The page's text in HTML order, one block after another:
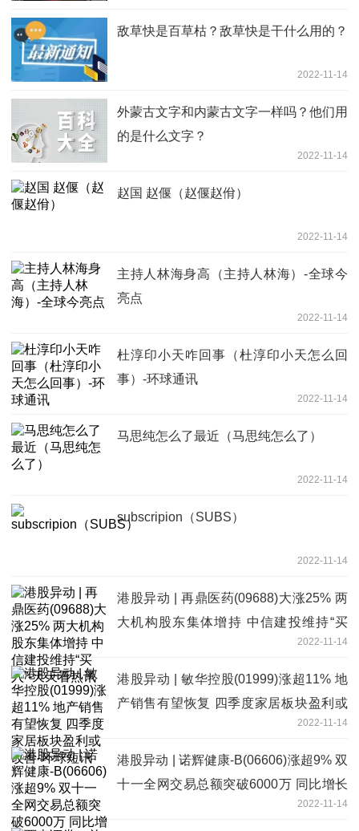
敌草快是百草枯？敌草快是干什么用的？
2022-11-14
外蒙古文字和内蒙古文字一样吗？他们用
的是什么文字？
2022-11-14
赵国 赵偃（赵偃赵佾）
2022-11-14
主持人林海身高（主持人林海）-全球今
亮点
2022-11-14
杜淳印小天咋回事（杜淳印小天怎么回
事）-环球通讯
2022-11-14
马思纯怎么了最近（马思纯怎么了）
2022-11-14
subscripion（SUBS）
2022-11-14
港股异动 | 再鼎医药(09688)大涨25% 两
大机构股东集体增持 中信建投维持“买
2022-11-14
港股异动 | 敏华控股(01999)涨超11% 地
产销售有望恢复 四季度家居板块盈利或
2022-11-14
港股异动 | 诺辉健康-B(06606)涨超9% 双
十一全网交易总额突破6000万 同比增长
2022-11-14